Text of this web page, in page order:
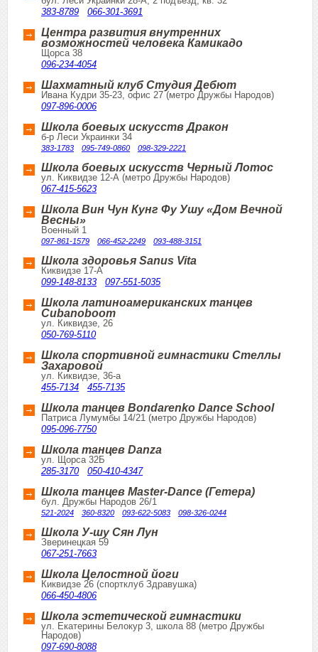
383-8789
066-301-3691
Центра развития внутренних
возможностей человека Камикадо
Щорса 38
096-234-4054
Шахматный клуб Студия Дебют
Ивана Кудри 35-23, офис 27 (метро Дружбы Народов)
097-896-0006
Школа боевых искусств Дракон
б-р Леси Украинки 34
383-1783 095-749-0860 098-329-2221
Школа боевых искусств Черный Лотос
ул. Киквидзе 12-А (метро Дружбы Народов)
067-415-5623
Школа Вин Чун Кунг Фу Ушу «Дом Вечной
Весны»
Военный 1
097-861-1579 066-452-2249 093-488-3151
Школа здоровья Sanus Vita
Киквидзе 17-А
099-148-8133
097-551-5035
Школа латиноамериканских танцев
Cubanoboom
ул. Киквидзе, 26
050-769-5110
Школа спортивной гимнастики Стеллы
Захаровой
ул. Киквидзе, 36-а
455-7134
455-7135
Школа танцев Bondarenko Dance School
Патриса Лумумбы 14/21 (метро Дружбы Народов)
095-096-7750
Школа танцев Danza
ул. Щорса 32Б
285-3170
050-410-4347
Школа танцев Master-Dance (Гетера)
бул. Дружбы Народов 26/1
521-2024 360-8320 093-622-5083 098-326-0244
Школа У-шу Сян Лун
Зверинецкая 59
067-251-7663
Школа Целостной йоги
Киквидзе 26 (спортклуб Здравушка)
066-450-4806
Школа эстетической гимнастики
ул. Екатерины Белокур 3, школа 88 (метро Дружбы
Народов)
097-690-8088